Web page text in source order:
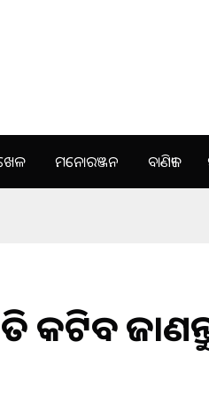
ମନୋରଞ୍ଜନ ବାଣିଜ୍ୟ
କଟିବ